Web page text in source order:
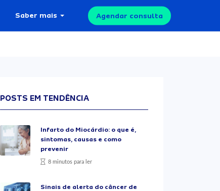
Saber mais Agendar consulta
POSTS EM TENDÊNCIA
Infarto do Miocárdio: o que é,
sintomas, causas e como
prevenir
8 minutos para ler
Sinais de alerta do câncer de